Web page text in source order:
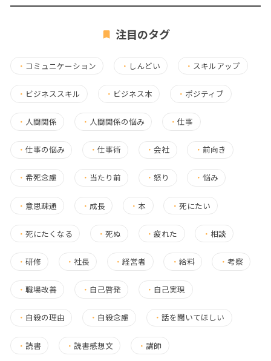
注目のタグ
・ コミュニケーション ・ しんどい ・ スキルアップ
・ ビジネススキル ・ ビジネス本 ・ ポジティブ
・ 人間関係 ・ 人間関係の悩み ・仕事
・ 仕事の悩み ・仕事術 ・会社 ・ 前向き
・ 希死念慮 ・ 当たり前 ・怒り ・ 悩み
・ 意思疎通 ・ 成長 ・本 ・ 死にたい
・ 死にたくなる ・死ぬ ・疲れた ・ 相談
・ 研修 ・社長 ・経営者 ・ 給料 ・ 考察
・ 職場改善 ・ 自己啓発 ・ 自己実現
・ 自殺の理由 ・ 自殺念慮 ・話を聞いてほしい
・ 読書 ・読書感想文 ・ 講師